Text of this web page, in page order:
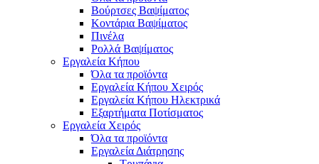
Βούρτσες Βαψίματος
Κοντάρια Βαψίματος
Πινέλα
Ρολλά Βαψίματος
Εργαλεία Κήπου
Όλα τα προϊόντα
Εργαλεία Κήπου Χειρός
Εργαλεία Κήπου Ηλεκτρικά
Εξαρτήματα Ποτίσματος
Εργαλεία Χειρός
Όλα τα προϊόντα
Εργαλεία Διάτρησης